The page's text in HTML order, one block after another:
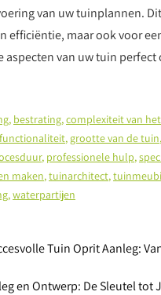
van uw tuinplannen.
efficiëntie, maar ook voor
aspecten van uw tuin perfect
, bestrating,complexiteit van
functionaliteit, grootte van de tuin,
, professionele hulp,
maken,tuinarchitect,
,waterpartijen
Tuin Oprit Aanleg:
en Ontwerp: De Sleutel tot